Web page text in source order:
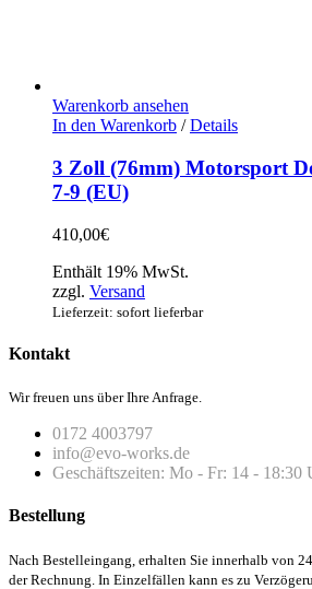
Warenkorb ansehen
In den Warenkorb / Details
3 Zoll (76mm) Motorsport
7-9 (EU)
410,00€
Enthält 19% MwSt.
zzgl. Versand
Lieferzeit: sofort lieferbar
Kontakt
Wir freuen uns über Ihre Anfrage.
0172 4003797
info@evo-works.de
Geschäftszeiten: Mo - Fr: 14 - 18:30
Bestellung
Nach Bestelleingang, erhalten Sie innerhalb von
der Rechnung. In Einzelfällen kann es zu